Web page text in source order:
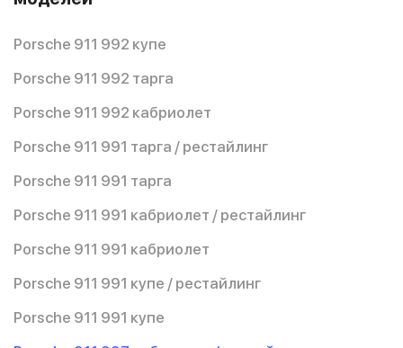
Porsche 911 992 купе
Porsche 911 992 тарга
Porsche 911 992 кабриолет
Porsche 911 991 тарга / рестайлинг
Porsche 911 991 тарга
Porsche 911 991 кабриолет / рестайлинг
Porsche 911 991 кабриолет
Porsche 911 991 купе / рестайлинг
Porsche 911 991 купе